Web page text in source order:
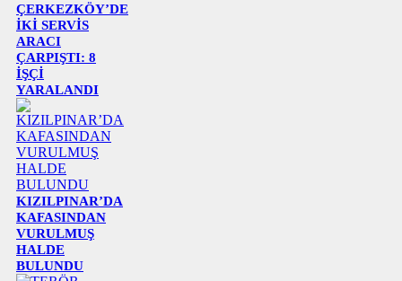
ÇERKEZKÖY’DE
İKİ SERVİS
ARACI
ÇARPIŞTI: 8
İŞÇİ
YARALANDI
KIZILPINAR’DA
KAFASINDAN
VURULMUŞ
HALDE
BULUNDU